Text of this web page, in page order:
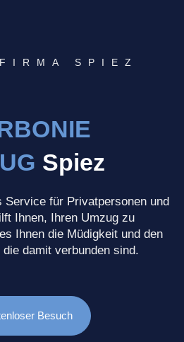
SPIEZ
Spiez
für Privatpersonen und
Ihnen, Ihren Umzug zu
Ihnen die Müdigkeit und den
damit verbunden sind.
Besuch